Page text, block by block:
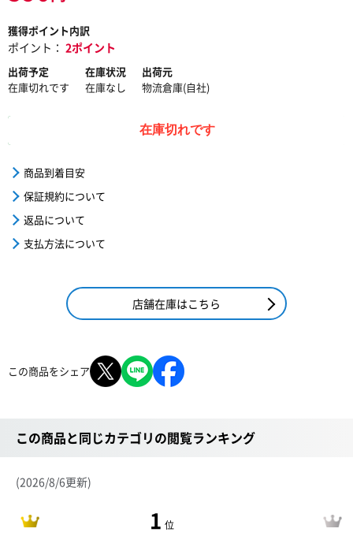
獲得ポイント内訳
ポイント： 2ポイント
出荷予定
在庫切れです
在庫状況
在庫なし
出荷元
物流倉庫(自社)
在庫切れです
商品到着目安
保証規約について
返品について
支払方法について
店舗在庫はこちら
この商品をシェア
この商品と同じカテゴリの閲覧ランキング
(2026/8/6更新)
1 位